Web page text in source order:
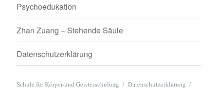
Psychoedukation
Zhan Zuang – Stehende Säule
Datenschutzerklärung
Schule für Körper-und Geistesschulung Datenschutzerklärung